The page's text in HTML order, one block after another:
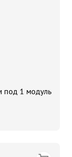
под 1 модуль